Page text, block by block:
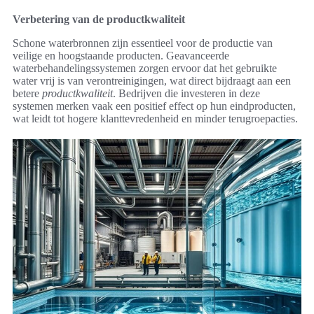
Verbetering van de productkwaliteit
Schone waterbronnen zijn essentieel voor de productie van
veilige en hoogstaande producten. Geavanceerde
waterbehandelingssystemen zorgen ervoor dat het gebruikte
water vrij is van verontreinigingen, wat direct bijdraagt aan een
betere productkwaliteit. Bedrijven die investeren in deze
systemen merken vaak een positief effect op hun eindproducten,
wat leidt tot hogere klanttevredenheid en minder terugroepacties.